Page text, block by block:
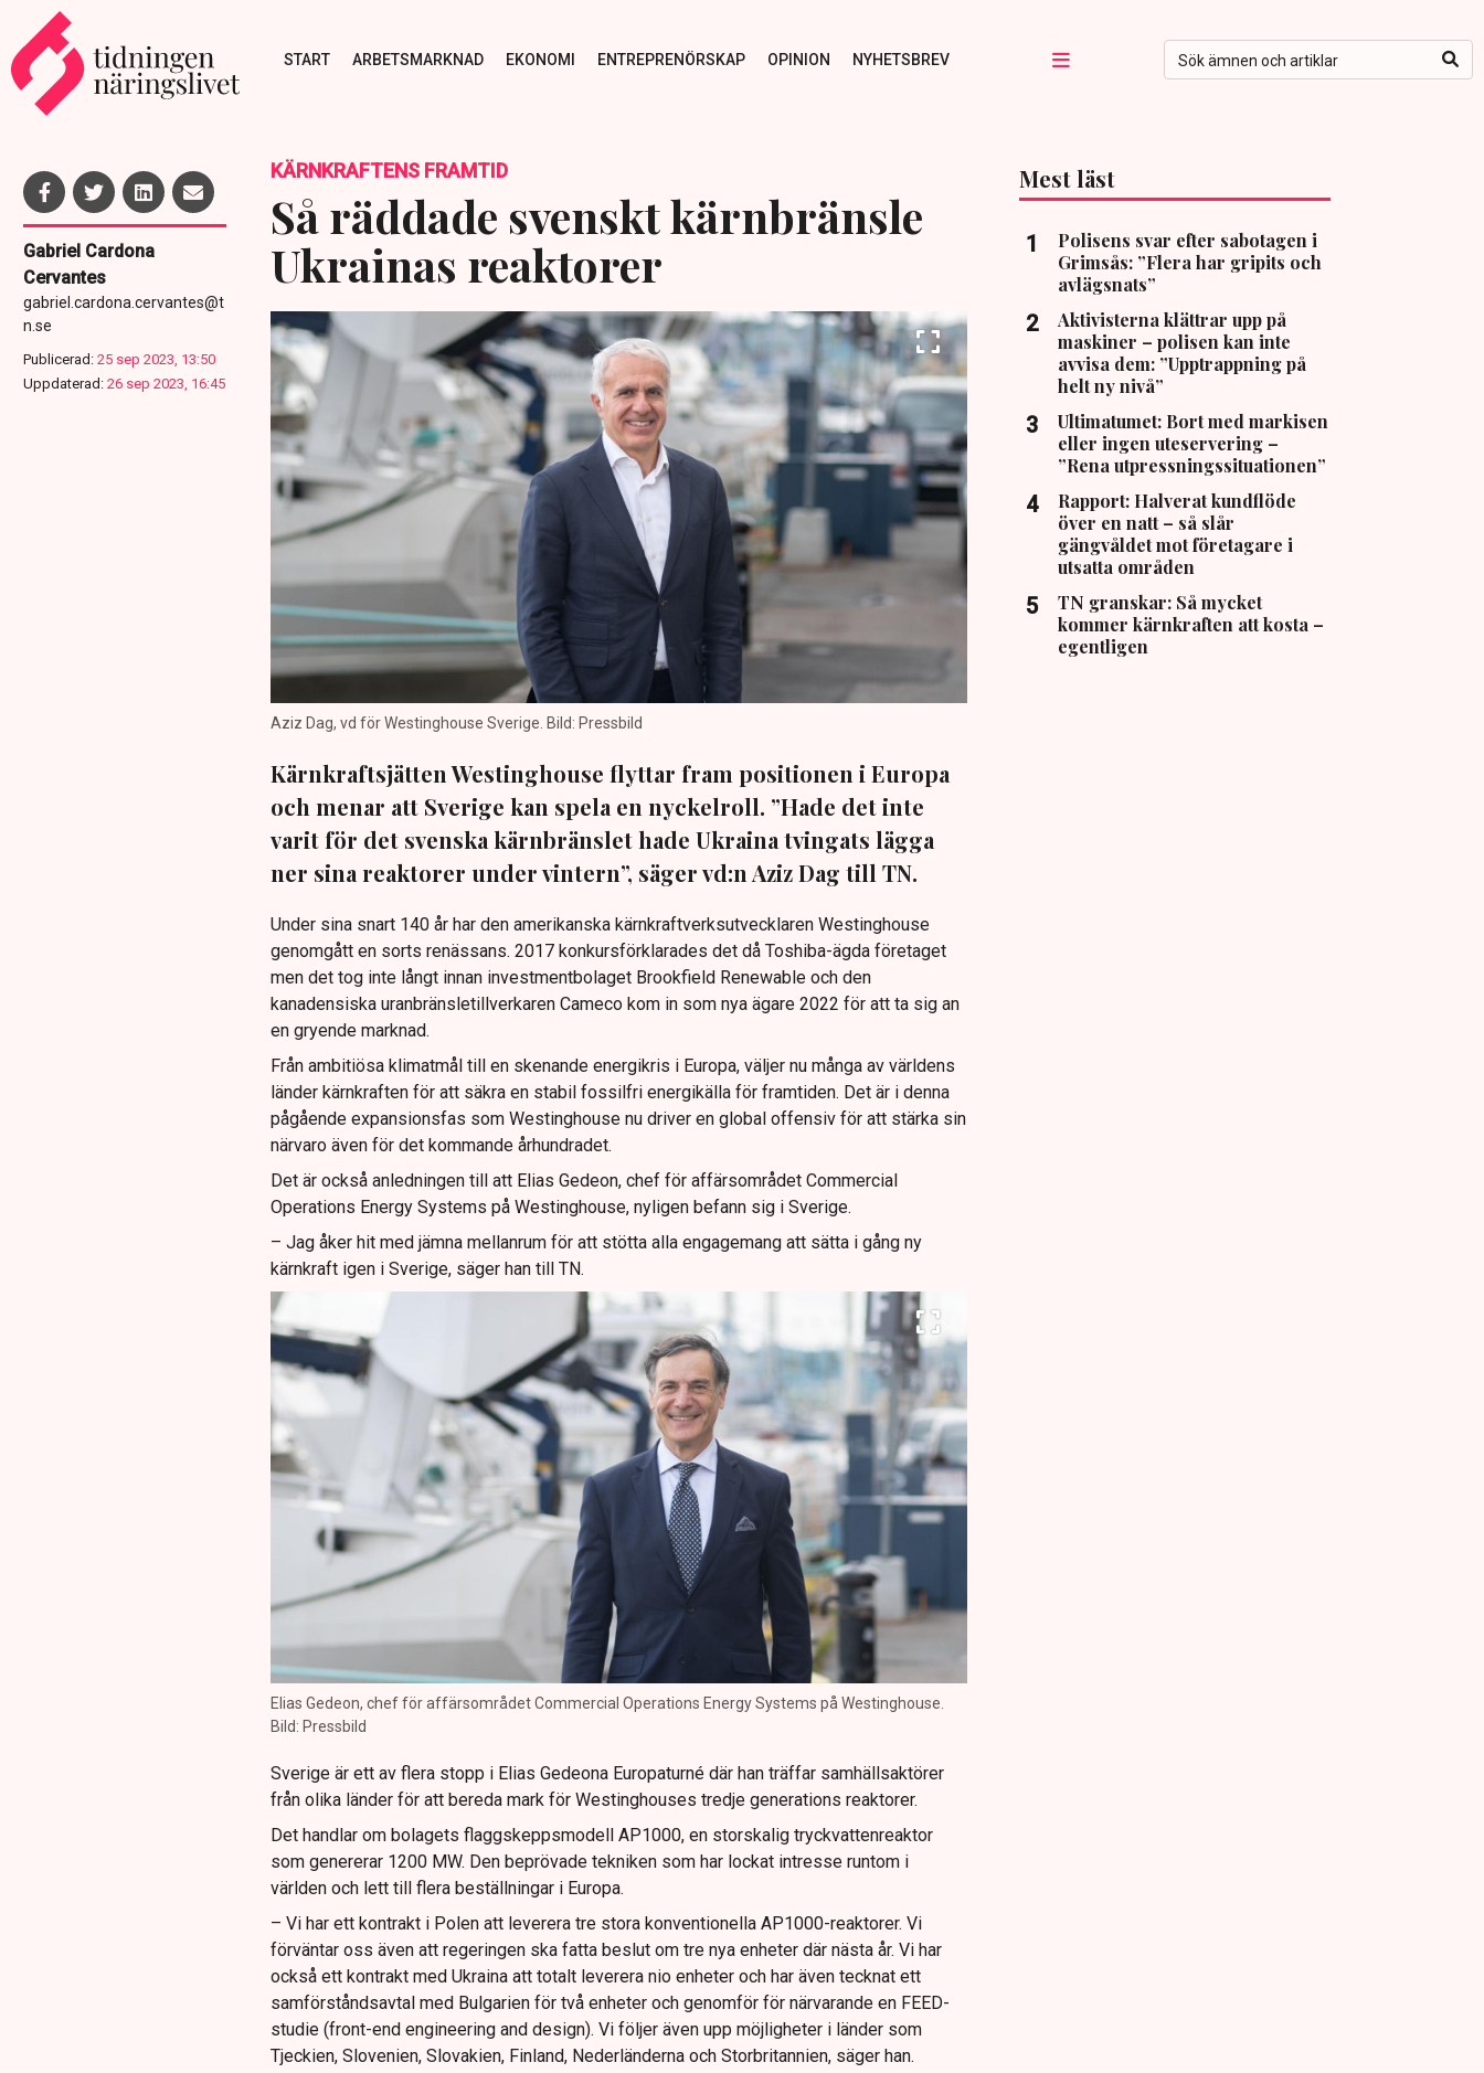
START ARBETSMARKNAD EKONOMI ENTREPRENÖRSKAP OPINION NYHETSBREV
Gabriel Cardona
Cervantes
gabriel.cardona.cervantes@t
n.se
Publicerad: 25 sep 2023, 13:50
Uppdaterad: 26 sep 2023, 16:45
KÄRNKRAFTENS FRAMTID
Så räddade svenskt kärnbränsle
Ukrainas reaktorer
Aziz Dag, vd för Westinghouse Sverige. Bild: Pressbild
Kärnkraftsjätten Westinghouse flyttar fram positionen i Europa
och menar att Sverige kan spela en nyckelroll. ”Hade det inte
varit för det svenska kärnbränslet hade Ukraina tvingats lägga
ner sina reaktorer under vintern”, säger vd:n Aziz Dag till TN.
Under sina snart 140 år har den amerikanska kärnkraftverksutvecklaren Westinghouse
genomgått en sorts renässans. 2017 konkursförklarades det då Toshiba-ägda företaget
men det tog inte långt innan investmentbolaget Brookfield Renewable och den
kanadensiska uranbränsletillverkaren Cameco kom in som nya ägare 2022 för att ta sig an
en gryende marknad.
Från ambitiösa klimatmål till en skenande energikris i Europa, väljer nu många av världens
länder kärnkraften för att säkra en stabil fossilfri energikälla för framtiden. Det är i denna
pågående expansionsfas som Westinghouse nu driver en global offensiv för att stärka sin
närvaro även för det kommande århundradet.
Det är också anledningen till att Elias Gedeon, chef för affärsområdet Commercial
Operations Energy Systems på Westinghouse, nyligen befann sig i Sverige.
– Jag åker hit med jämna mellanrum för att stötta alla engagemang att sätta i gång ny
kärnkraft igen i Sverige, säger han till TN.
Elias Gedeon, chef för affärsområdet Commercial Operations Energy Systems på Westinghouse.
Bild: Pressbild
Sverige är ett av flera stopp i Elias Gedeona Europaturné där han träffar samhällsaktörer
från olika länder för att bereda mark för Westinghouses tredje generations reaktorer.
Det handlar om bolagets flaggskeppsmodell AP1000, en storskalig tryckvattenreaktor
som genererar 1200 MW. Den beprövade tekniken som har lockat intresse runtom i
världen och lett till flera beställningar i Europa.
– Vi har ett kontrakt i Polen att leverera tre stora konventionella AP1000-reaktorer. Vi
förväntar oss även att regeringen ska fatta beslut om tre nya enheter där nästa år. Vi har
också ett kontrakt med Ukraina att totalt leverera nio enheter och har även tecknat ett
samförståndsavtal med Bulgarien för två enheter och genomför för närvarande en FEED-
studie (front-end engineering and design). Vi följer även upp möjligheter i länder som
Tjeckien, Slovenien, Slovakien, Finland, Nederländerna och Storbritannien, säger han.
Mest läst
Polisens svar efter sabotagen i
Grimsås: ”Flera har gripits och
avlägsnats”
Aktivisterna klättrar upp på
maskiner – polisen kan inte
avvisa dem: ”Upptrappning på
helt ny nivå”
Ultimatumet: Bort med markisen
eller ingen uteservering –
”Rena utpressningssituationen”
Rapport: Halverat kundflöde
över en natt – så slår
gängvåldet mot företagare i
utsatta områden
TN granskar: Så mycket
kommer kärnkraften att kosta –
egentligen